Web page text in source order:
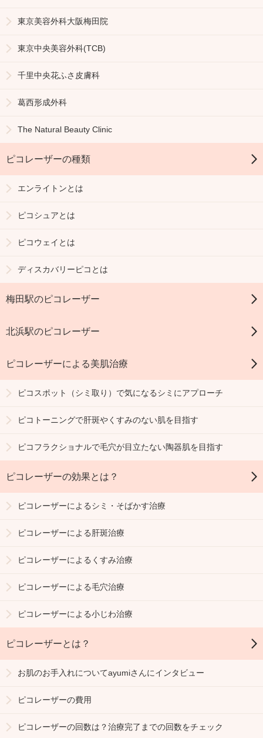
東京美容外科大阪梅田院
東京中央美容外科(TCB)
千里中央花ふさ皮膚科
葛西形成外科
The Natural Beauty Clinic
ピコレーザーの種類
エンライトンとは
ピコシュアとは
ピコウェイとは
ディスカバリーピコとは
梅田駅のピコレーザー
北浜駅のピコレーザー
ピコレーザーによる美肌治療
ピコスポット（シミ取り）で気になるシミにアプローチ
ピコトーニングで肝斑やくすみのない肌を目指す
ピコフラクショナルで毛穴が目立たない陶器肌を目指す
ピコレーザーの効果とは？
ピコレーザーによるシミ・そばかす治療
ピコレーザーによる肝斑治療
ピコレーザーによるくすみ治療
ピコレーザーによる毛穴治療
ピコレーザーによる小じわ治療
ピコレーザーとは？
お肌のお手入れについてayumiさんにインタビュー
ピコレーザーの費用
ピコレーザーの回数は？治療完了までの回数をチェック